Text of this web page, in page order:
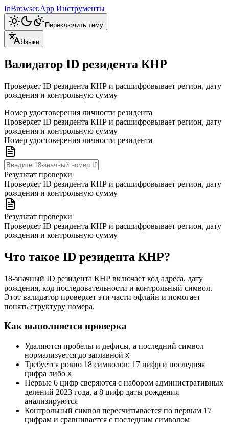
InBrowser.App Инструменты
Переключить тему
Языки
Валидатор ID резидента КНР
Проверяет ID резидента КНР и расшифровывает регион, дату
рождения и контрольную сумму
Номер удостоверения личности резидента
Проверяет ID резидента КНР и расшифровывает регион, дату
рождения и контрольную сумму
Номер удостоверения личности резидента
Результат проверки
Проверяет ID резидента КНР и расшифровывает регион, дату
рождения и контрольную сумму
Результат проверки
Проверяет ID резидента КНР и расшифровывает регион, дату
рождения и контрольную сумму
Что такое ID резидента КНР?
18-значный ID резидента КНР включает код адреса, дату
рождения, код последовательности и контрольный символ.
Этот валидатор проверяет эти части офлайн и помогает
понять структуру номера.
Как выполняется проверка
Удаляются пробелы и дефисы, а последний символ
нормализуется до заглавной X
Требуется ровно 18 символов: 17 цифр и последняя
цифра либо X
Первые 6 цифр сверяются с набором административных
делений 2023 года, а 8 цифр даты рождения
анализируются
Контрольный символ пересчитывается по первым 17
цифрам и сравнивается с последним символом